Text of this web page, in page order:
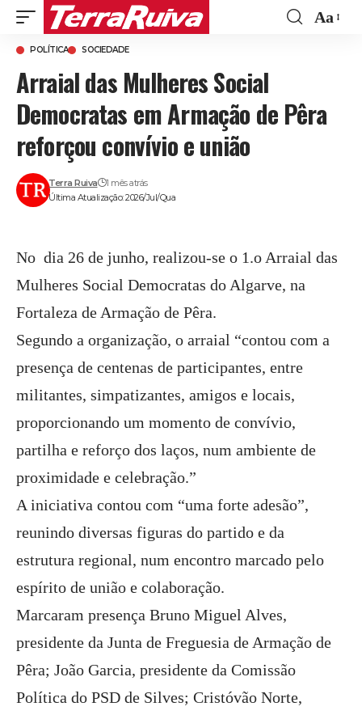
Aa
POLÍTICA SOCIEDADE
Arraial das Mulheres Social
Democratas em Armação de Pêra
reforçou convívio e união
Última Atualização: 2026/Jul/Qua
Terra Ruiva 1 mês atrás
No dia 26 de junho, realizou-se o 1.o Arraial das
Mulheres Social Democratas do Algarve, na
Fortaleza de Armação de Pêra.
Segundo a organização, o arraial “contou com a
presença de centenas de participantes, entre
militantes, simpatizantes, amigos e locais,
proporcionando um momento de convívio,
partilha e reforço dos laços, num ambiente de
proximidade e celebração.”
A iniciativa contou com “uma forte adesão”,
reunindo diversas figuras do partido e da
estrutura regional, num encontro marcado pelo
espírito de união e colaboração.
Marcaram presença Bruno Miguel Alves,
presidente da Junta de Freguesia de Armação de
Pêra; João Garcia, presidente da Comissão
Política do PSD de Silves; Cristóvão Norte,